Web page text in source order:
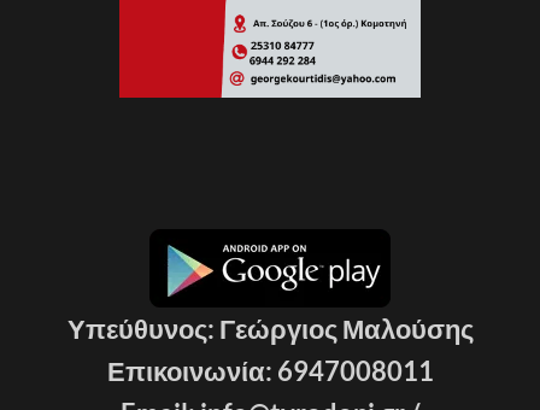
Υπεύθυνος: Γεώργιος Μαλούσης
Επικοινωνία: 6947008011